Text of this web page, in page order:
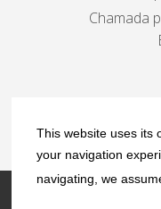
This website uses its
your navigation
navigating, we
Chamada